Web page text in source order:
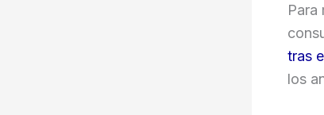
Para
tras
los